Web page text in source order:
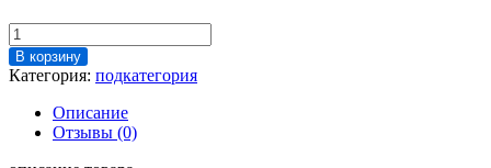
Количество
товара
Матрица
(36)
В корзину
Категория: подкатегория
Описание
Отзывы (0)